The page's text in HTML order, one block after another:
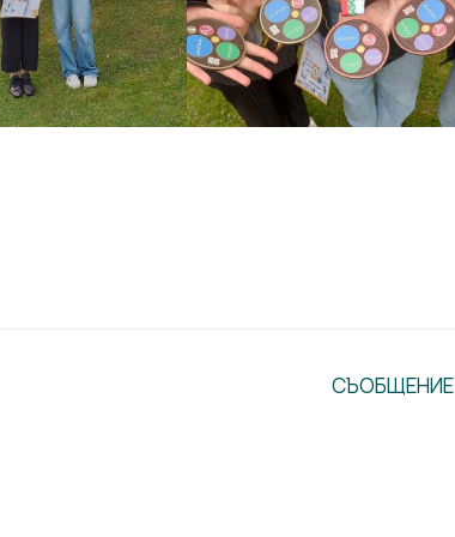
СЪОБЩЕНИЕ